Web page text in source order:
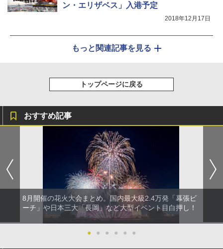
ン・エリザベス」入港予定
2018年12月17日
もっと関連記事を見る
トップページに戻る
おすすめ記事
8月開催の花火大会まとめ。国内最大級2.4万発「幕張ビ
ーチ」や日本三大「長岡」など大型イベント目白押し！
● ● ● ● ● ●